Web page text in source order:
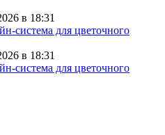
в 18:31
в 18:31